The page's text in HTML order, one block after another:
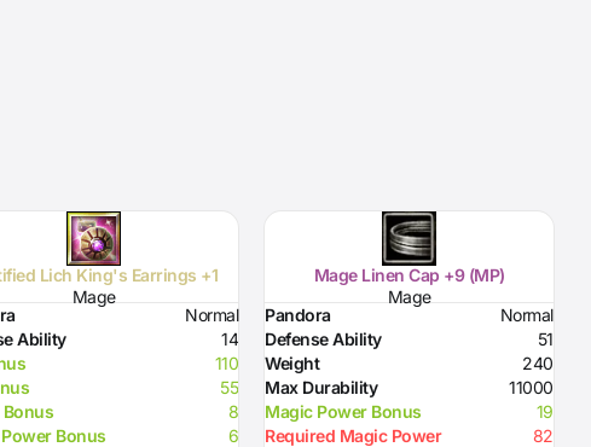
Lich King's Earrings +1
Mage
Normal
Ability
14
110
55
Bonus
8
Bonus
6
Mage Linen Cap +9 (MP)
Mage
Pandora
Normal
Defense Ability
51
Weight
240
Max Durability
11000
Magic Power Bonus
19
Required Magic Power
82